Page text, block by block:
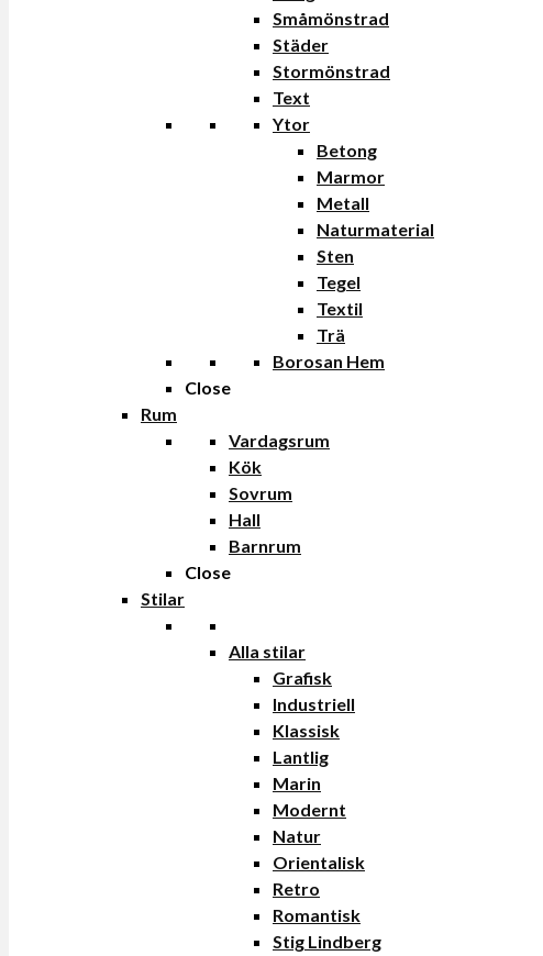
Småmönstrad
Städer
Stormönstrad
Text
Ytor
Betong
Marmor
Metall
Naturmaterial
Sten
Tegel
Textil
Trä
Borosan Hem
Close
Rum
Vardagsrum
Kök
Sovrum
Hall
Barnrum
Close
Stilar
Alla stilar
Grafisk
Industriell
Klassisk
Lantlig
Marin
Modernt
Natur
Orientalisk
Retro
Romantisk
Stig Lindberg